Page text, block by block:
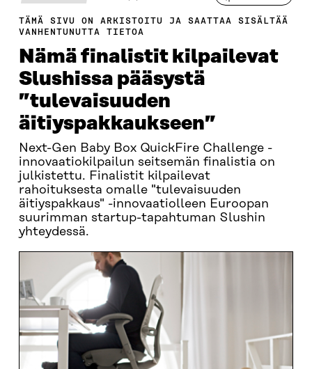
TÄMÄ SIVU ON ARKISTOITU JA SAATTAA SISÄLTÄÄ
VANHENTUNUTTA TIETOA
Nämä finalistit kilpailevat
Slushissa pääsystä
”tulevaisuuden
äitiyspakkaukseen”
Next-Gen Baby Box QuickFire Challenge -
innovaatiokilpailun seitsemän finalistia on
julkistettu. Finalistit kilpailevat
rahoituksesta omalle "tulevaisuuden
äitiyspakkaus" -innovaatiolleen Euroopan
suurimman startup-tapahtuman Slushin
yhteydessä.